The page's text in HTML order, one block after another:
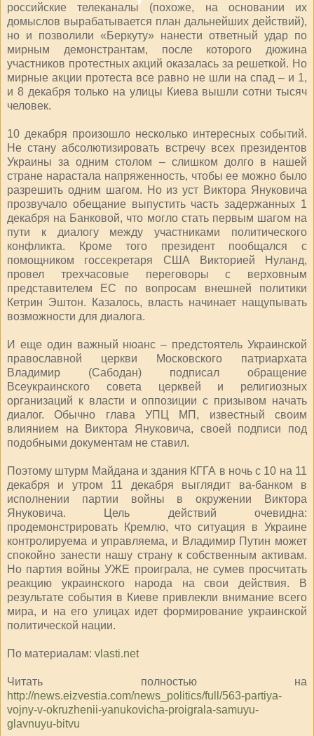
российские телеканалы (похоже, на основании их
домыслов вырабатывается план дальнейших действий),
но и позволили «Беркуту» нанести ответный удар по
мирным демонстрантам, после которого дюжина
участников протестных акций оказалась за решеткой. Но
мирные акции протеста все равно не шли на спад – и 1,
и 8 декабря только на улицы Киева вышли сотни тысяч
человек.
10 декабря произошло несколько интересных событий.
Не стану абсолютизировать встречу всех президентов
Украины за одним столом – слишком долго в нашей
стране нарастала напряженность, чтобы ее можно было
разрешить одним шагом. Но из уст Виктора Януковича
прозвучало обещание выпустить часть задержанных 1
декабря на Банковой, что могло стать первым шагом на
пути к диалогу между участниками политического
конфликта. Кроме того президент пообщался с
помощником госсекретаря США Викторией Нуланд,
провел трехчасовые переговоры с верховным
представителем ЕС по вопросам внешней политики
Кетрин Эштон. Казалось, власть начинает нащупывать
возможности для диалога.
И еще один важный нюанс – предстоятель Украинской
православной церкви Московского патриархата
Владимир (Сабодан) подписал обращение
Всеукраинского совета церквей и религиозных
организаций к власти и оппозиции с призывом начать
диалог. Обычно глава УПЦ МП, известный своим
влиянием на Виктора Януковича, своей подписи под
подобными документам не ставил.
Поэтому штурм Майдана и здания КГГА в ночь с 10 на 11
декабря и утром 11 декабря выглядит ва-банком в
исполнении партии войны в окружении Виктора
Януковича. Цель действий очевидна:
продемонстрировать Кремлю, что ситуация в Украине
контролируема и управляема, и Владимир Путин может
спокойно занести нашу страну к собственным активам.
Но партия войны УЖЕ проиграла, не сумев просчитать
реакцию украинского народа на свои действия. В
результате события в Киеве привлекли внимание всего
мира, и на его улицах идет формирование украинской
политической нации.
По материалам: vlasti.net
Читать полностью на
http://news.eizvestia.com/news_politics/full/563-partiya-
vojny-v-okruzhenii-yanukovicha-proigrala-samuyu-
glavnuyu-bitvu